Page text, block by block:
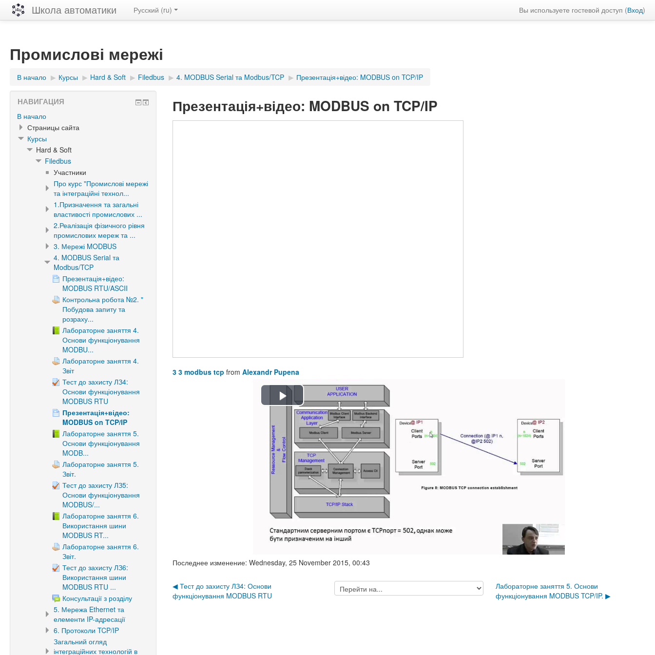
Школа автоматики Вы используете гостевой доступ (Вход)
Русский ‎(ru)‎
Промислові мережі
В начало ▶︎ Курсы ▶︎ Hard & Soft ▶︎ Filedbus ▶︎ 4. MODBUS Serial та Modbus/TCP ▶︎ Презентація+відео: MODBUS on TCP/IP
Презентація+відео: MODBUS on TCP/IP
3 3 modbus tcp fromAlexandr Pupena
Воспроизвести
видео
Последнее изменение: Wednesday, 25 November 2015, 00:43
◀︎ Тест до захисту ЛЗ4: Основи
функціонування MODBUS RTU
Перейти
на...
Лабораторне заняття 5. Основи
функціонування MODBUS TCP/IP. ▶︎
НАВИГАЦИЯ
В начало
Страницы сайта
Курсы
Hard & Soft
Filedbus
Участники
Про курс "Промислові мережі
та інтеграційні технол...
1.Призначення та загальні
властивості промислових ...
2.Реалізація фізичного рівня
промислових мереж та ...
3. Мережі MODBUS
4. MODBUS Serial та
Modbus/TCP
Презентація+відео:
MODBUS RTU/ASCII
Контрольна робота №2. "
Побудова запиту та
розраху...
Лабораторне заняття 4.
Основи функціонування
MODBU...
Лабораторне заняття 4.
Звіт
Тест до захисту ЛЗ4:
Основи функціонування
MODBUS RTU
Презентація+відео:
MODBUS on TCP/IP
Лабораторне заняття 5.
Основи функціонування
MODB...
Лабораторне заняття 5.
Звіт.
Тест до захисту ЛЗ5:
Основи функціонування
MODBUS/...
Лабораторне заняття 6.
Використання шини
MODBUS RT...
Лабораторне заняття 6.
Звіт.
Тест до захисту ЛЗ6:
Використання шини
MODBUS RTU ...
Консультації з розділу
5. Мережа Ethernet та
елементи IP-адресації
6. Протоколи TCP/IP
Загальний огляд
інтеграційних технологій в